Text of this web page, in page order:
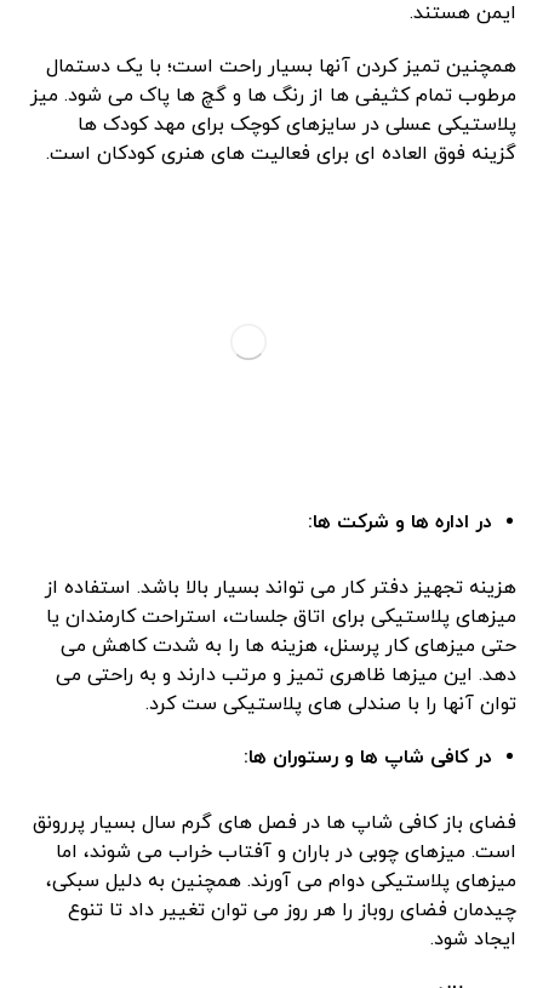
ایمن هستند.
همچنین تمیز کردن آنها بسیار راحت است؛ با یک دستمال
مرطوب تمام کثیفی ‌ها از رنگ‌ ها و گچ ‌ها پاک می‌ شود. میز
پلاستیکی عسلی در سایزهای کوچک برای مهد کودک‌ ها
گزینه فوق ‌العاده ‌ای برای فعالیت ‌های هنری کودکان است.
در اداره ‌ها و شرکت‌ ها:
هزینه‌ تجهیز دفتر کار می ‌تواند بسیار بالا باشد. استفاده از
میزهای پلاستیکی برای اتاق جلسات، استراحت کارمندان یا
حتی میزهای کار پرسنل، هزینه ‌ها را به شدت کاهش می‌
دهد. این میزها ظاهری تمیز و مرتب دارند و به راحتی می‌
توان آنها را با صندلی ‌های پلاستیکی ست کرد.
در کافی‌ شاپ‌ ها و رستوران ‌ها:
فضای باز کافی ‌شاپ‌ ها در فصل‌ های گرم سال بسیار پررونق
است. میزهای چوبی در باران و آفتاب خراب می‌ شوند، اما
میزهای پلاستیکی دوام می ‌آورند. همچنین به دلیل سبکی،
چیدمان فضای روباز را هر روز می‌ توان تغییر داد تا تنوع
ایجاد شود.